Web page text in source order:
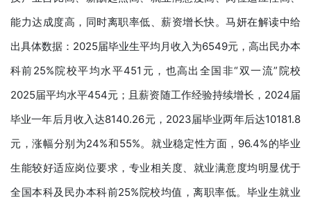
能力达成度高，同时离职率低、薪资增长快。马妍在解读中给
出具体数据：2025届毕业生平均月收入为6549元，高出民办本
科前25%院校平均水平451元，也高出全国非“双一流”院校
2025届平均水平454元；且薪资随工作经验持续增长，2024届
毕业一年后月收入达8140.26元，2023届毕业两年后达10181.8
元，涨幅分别为24%和55%。就业稳定性方面，96.4%的毕业
生能较好适应岗位要求，专业相关度、就业满意度均明显优于
全国本科及民办本科前25%院校均值，离职率低。毕业生就业